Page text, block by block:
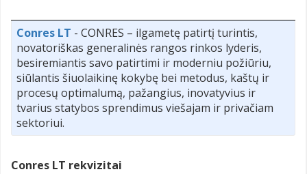
Conres LT - CONRES – ilgametę patirtį turintis,
novatoriškas generalinės rangos rinkos lyderis,
besiremiantis savo patirtimi ir moderniu požiūriu,
siūlantis šiuolaikinę kokybę bei metodus, kaštų ir
procesų optimalumą, pažangius, inovatyvius ir
tvarius statybos sprendimus viešajam ir privačiam
sektoriui.
Conres LT rekvizitai